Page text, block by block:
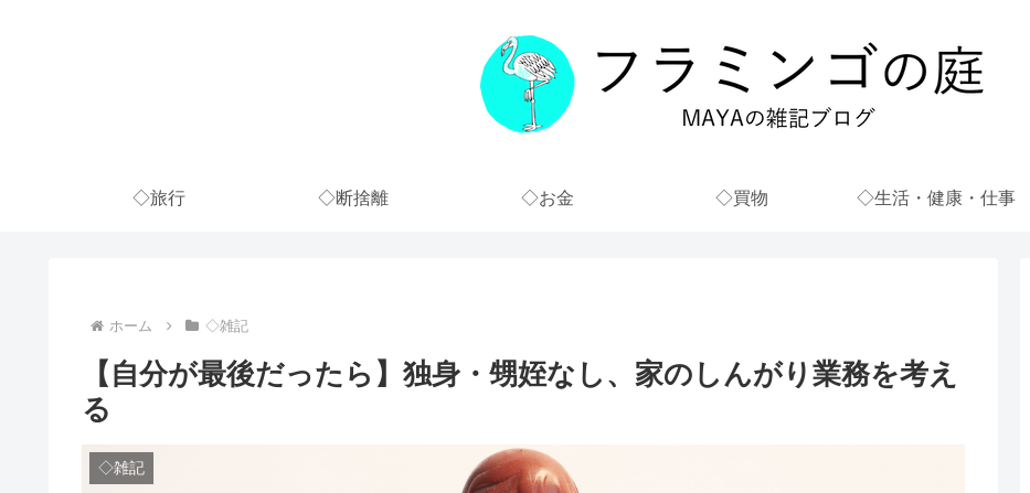
◇旅行 ◇断捨離 ◇お金 ◇買物 ◇生活・健康・仕事
ホーム ◇雑記
【自分が最後だったら】独身・甥姪なし、家のしんがり業務を考え
る
◇雑記